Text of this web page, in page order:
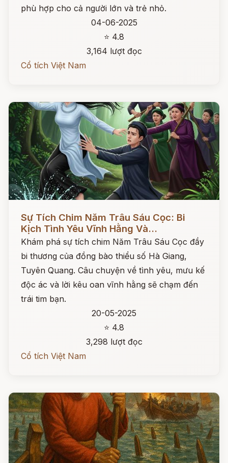
phù hợp cho cả người lớn và trẻ nhỏ.
04-06-2025
⭐ 4.8
3,164 lượt đọc
Cổ tích Việt Nam
Sự Tích Chim Năm Trâu Sáu Cọc: Bi
Kịch Tình Yêu Vĩnh Hằng Và...
Khám phá sự tích chim Năm Trâu Sáu Cọc đầy
bi thương của đồng bào thiểu số Hà Giang,
Tuyên Quang. Câu chuyện về tình yêu, mưu kế
độc ác và lời kêu oan vĩnh hằng sẽ chạm đến
trái tim bạn.
20-05-2025
⭐ 4.8
3,298 lượt đọc
Cổ tích Việt Nam